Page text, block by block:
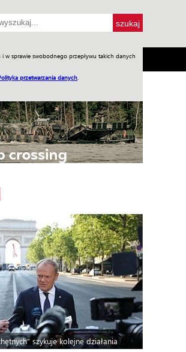
w sprawie swobodnego przepływu takich danych
przetwarzania danych
Praca w WIW
szykuje kolejne działania